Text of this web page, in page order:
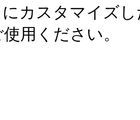
カスタマイズ
用ください。